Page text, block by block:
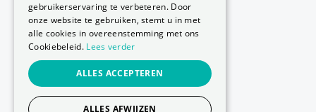
Annuleringsvoorwaarden
-
-
Privacy Policy
Cookie Policy
gebruikerservaring te verbeteren. Door
onze website te gebruiken, stemt u in met
alle cookies in overeenstemming met ons
Cookiebeleid. Lees verder
ALLES ACCEPTEREN
ALLES AFWIJZEN